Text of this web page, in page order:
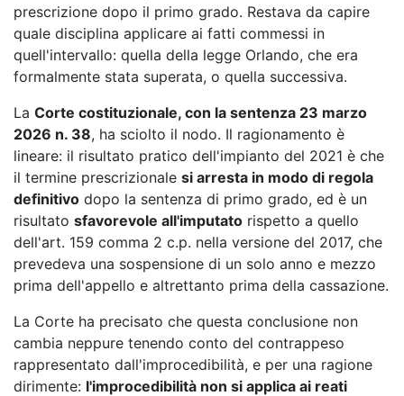
prescrizione dopo il primo grado. Restava da capire
quale disciplina applicare ai fatti commessi in
quell'intervallo: quella della legge Orlando, che era
formalmente stata superata, o quella successiva.
La Corte costituzionale, con la sentenza 23 marzo
2026 n. 38, ha sciolto il nodo. Il ragionamento è
lineare: il risultato pratico dell'impianto del 2021 è che
il termine prescrizionale si arresta in modo di regola
definitivo dopo la sentenza di primo grado, ed è un
risultato sfavorevole all'imputato rispetto a quello
dell'art. 159 comma 2 c.p. nella versione del 2017, che
prevedeva una sospensione di un solo anno e mezzo
prima dell'appello e altrettanto prima della cassazione.
La Corte ha precisato che questa conclusione non
cambia neppure tenendo conto del contrappeso
rappresentato dall'improcedibilità, e per una ragione
dirimente: l'improcedibilità non si applica ai reati